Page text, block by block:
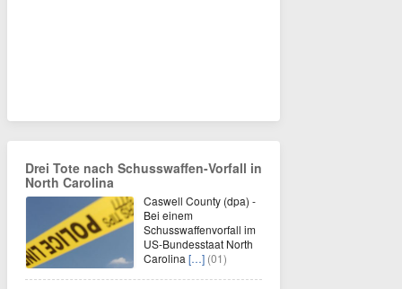
Drei Tote nach Schusswaffen-Vorfall in
North Carolina
Caswell County (dpa) -
Bei einem
Schusswaffenvorfall im
US-Bundesstaat North
Carolina […] (01)